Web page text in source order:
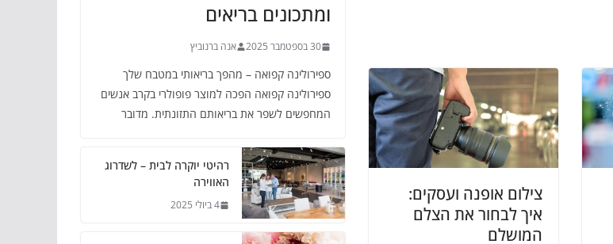
צילום אופנה ועסקים:
איך לבחור את הצלם
המושלם
ומתכונים בריאים
30 בספטמבר 2025 אנה ברנוביץ
ספירולינה קפואה – מהפך בריאותי במטבח שלך
ספירולינה קפואה הפכה למוצר פופולרי בקרב אנשים
המחפשים לשפר את בריאותם התזונתית. מדובר
רהיטי יוקרה לבית – לשדרוג
האווירה
4 ביולי 2025